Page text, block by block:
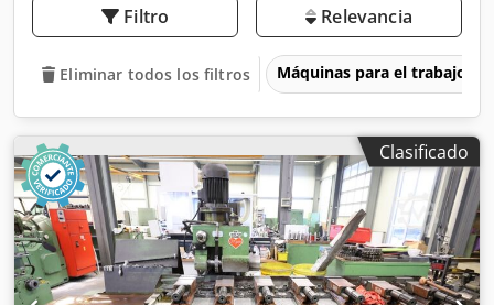
Filtro Relevancia
Eliminar todos los filtros Máquinas para el trabajo
Clasificado